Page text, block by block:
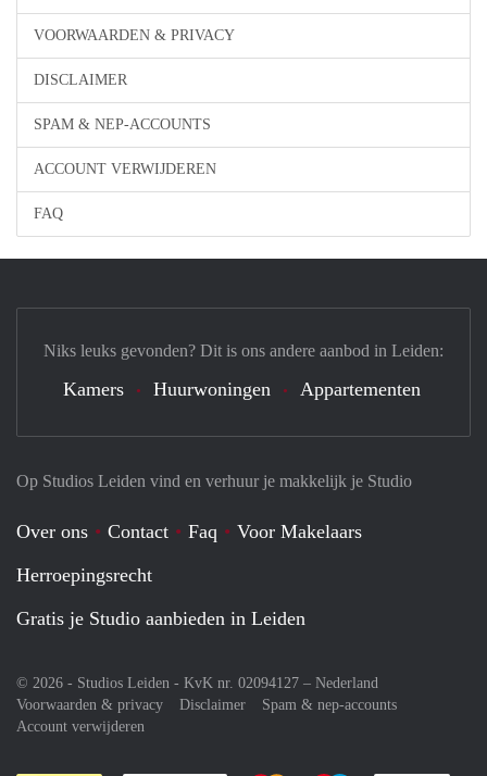
VOORWAARDEN & PRIVACY
DISCLAIMER
SPAM & NEP-ACCOUNTS
ACCOUNT VERWIJDEREN
FAQ
Op Studios Leiden vind en verhuur je makkelijk je Studio
Over ons Contact Faq
Voor Makelaars
Herroepingsrecht
Gratis je Studio aanbieden in Leiden
© 2026 - Studios Leiden - KvK nr. 02094127 – Nederland
Voorwaarden & privacy
Disclaimer
Spam & nep-accounts
Account verwijderen
Niks leuks gevonden? Dit is ons andere aanbod in Leiden:
Kamers Huurwoningen Appartementen